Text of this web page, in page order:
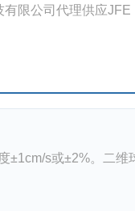
限公司代理供应
±1cm/s或±2%。二